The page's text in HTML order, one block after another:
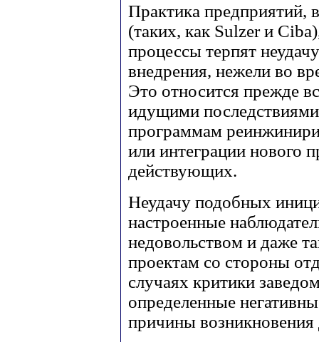
Практика предприятий,
(таких, как Sulzer и
процессы терпят
внедрения, нежели во
Это относится прежде
идущими
программам
или интеграции нового
действующих.
Неудачу подобных
настроенные
недовольством и даже
проектам со стороны
случаях критики
определенные
причины